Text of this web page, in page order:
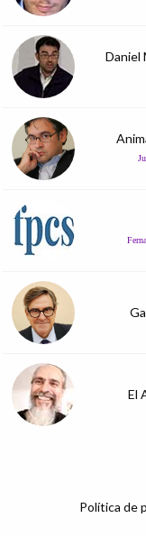
Daniel
El
Política de